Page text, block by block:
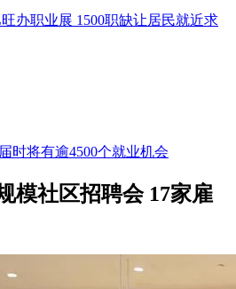
办职业展 1500职缺让居民就近求
时将有逾4500个就业机会
模社区招聘会 17家雇